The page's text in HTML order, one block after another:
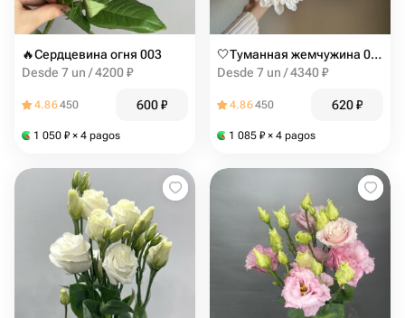
️‍🔥Сердцевина огня 003
Desde 7 un / 4200 ₽
4.86450 600₽
1 050 ₽ × 4 pagos
🤍Туманная жемчужина 003
Desde 7 un / 4340 ₽
4.86450 620₽
1 085 ₽ × 4 pagos